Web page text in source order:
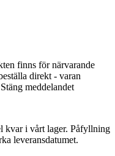
finns för närvarande
direkt - varan
Stäng meddelandet
kvar i vårt lager. Påfyllning
leveransdatumet.